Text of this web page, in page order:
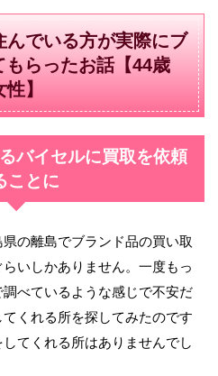
んでいる方が実際にブ
もらったお話【44歳
性】
バイセルに買取を依頼
ことに
の離島でブランド品の買い取
いしかありません。一度もっ
べているような感じで不安だ
くれる所を探してみたのです
てくれる所はありませんでし